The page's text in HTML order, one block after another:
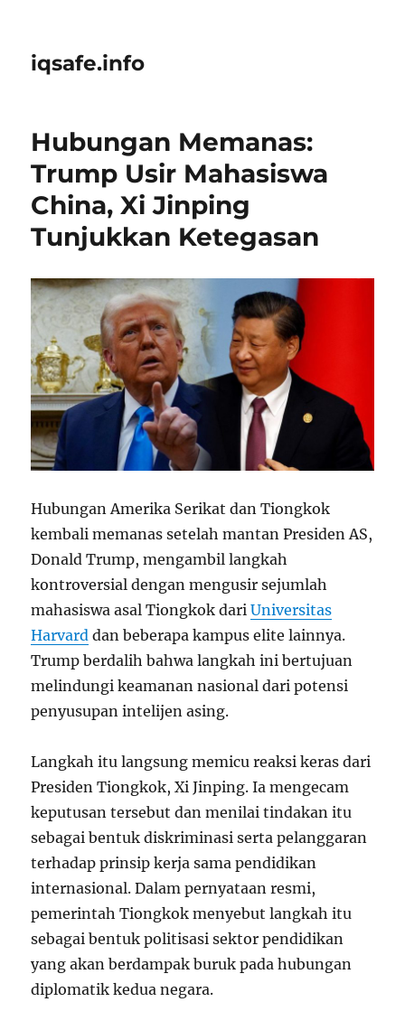
iqsafe.info
Hubungan Memanas:
Trump Usir Mahasiswa
China, Xi Jinping
Tunjukkan Ketegasan
Hubungan Amerika Serikat dan Tiongkok
kembali memanas setelah mantan Presiden AS,
Donald Trump, mengambil langkah
kontroversial dengan mengusir sejumlah
mahasiswa asal Tiongkok dariUniversitas
Harvard dan beberapa kampus elite lainnya.
Trump berdalih bahwa langkah ini bertujuan
melindungi keamanan nasional dari potensi
penyusupan intelijen asing.
Langkah itu langsung memicu reaksi keras dari
Presiden Tiongkok, Xi Jinping. Ia mengecam
keputusan tersebut dan menilai tindakan itu
sebagai bentuk diskriminasi serta pelanggaran
terhadap prinsip kerja sama pendidikan
internasional. Dalam pernyataan resmi,
pemerintah Tiongkok menyebut langkah itu
sebagai bentuk politisasi sektor pendidikan
yang akan berdampak buruk pada hubungan
diplomatik kedua negara.